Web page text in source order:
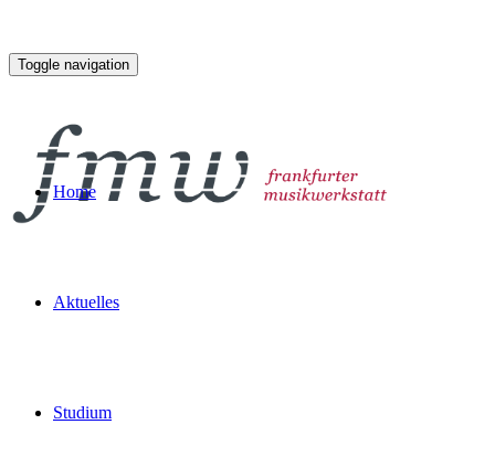
Toggle navigation
Home
Aktuelles
Studium